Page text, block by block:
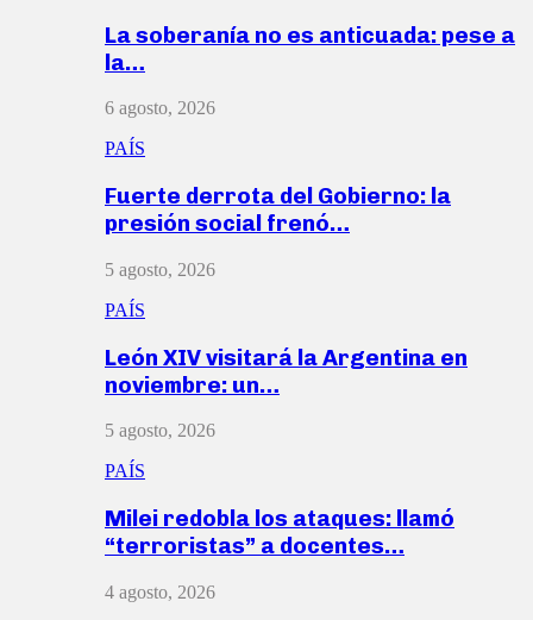
La soberanía no es anticuada: pese a
la…
6 agosto, 2026
PAÍS
Fuerte derrota del Gobierno: la
presión social frenó…
5 agosto, 2026
PAÍS
León XIV visitará la Argentina en
noviembre: un…
5 agosto, 2026
PAÍS
Milei redobla los ataques: llamó
“terroristas” a docentes…
4 agosto, 2026